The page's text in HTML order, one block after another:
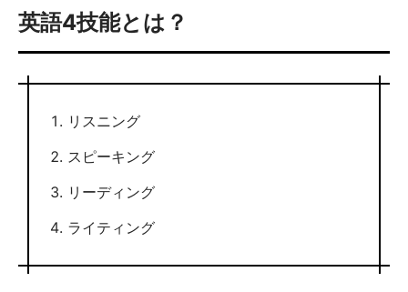
英語4技能とは？
リスニング
スピーキング
リーディング
ライティング